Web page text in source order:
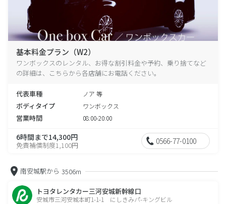
基本料金プラン（W2）
ワンボックスのレンタル、お得な割引料金や予約、乗り捨てなど
の詳細は、こちらから各店舗にお電話ください。
代表車種 ノア 等
ボディタイプ ワンボックス
営業時間 08:00-20:00
6時間まで14,300円
免責補償制度1,100円 0566-77-0100
南安城駅から 3506m
トヨタレンタカー三河安城新幹線口
安城市三河安城本町1-1-1 にしきみパ-キングビル